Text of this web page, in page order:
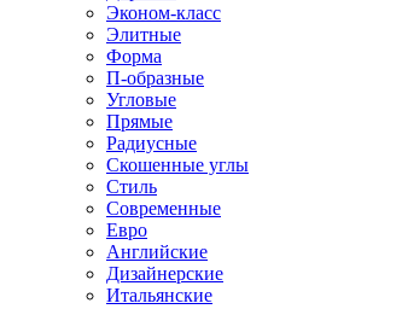
Эконом-класс
Элитные
Форма
П-образные
Угловые
Прямые
Радиусные
Скошенные углы
Стиль
Современные
Евро
Английские
Дизайнерские
Итальянские